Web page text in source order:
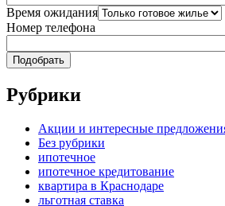
Время ожидания
Номер телефона
Рубрики
Акции и интересные
Без рубрики
ипотечное
ипотечное кредитование
квартира в Краснодаре
льготная ставка